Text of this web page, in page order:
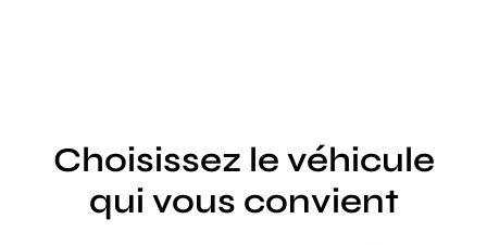
Choisissez le véhicule
qui vous convient